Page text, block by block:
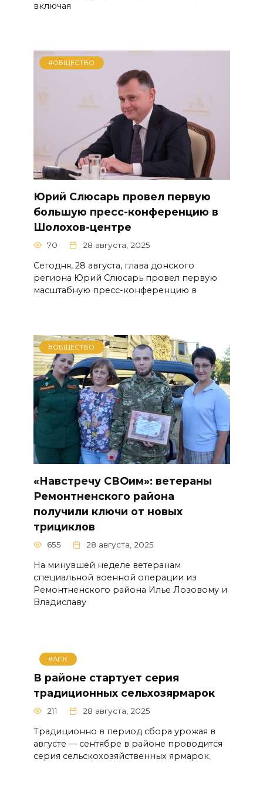
включая
#ОБЩЕСТВО
Юрий Слюсарь провел первую
большую пресс-конференцию в
Шолохов-центре
70 28 августа, 2025
Сегодня, 28 августа, глава донского
региона Юрий Слюсарь провел первую
масштабную пресс-конференцию в
#ОБЩЕСТВО
«Навстречу СВОим»: ветераны
Ремонтненского района
получили ключи от новых
трициклов
655 28 августа, 2025
На минувшей неделе ветеранам
специальной военной операции из
Ремонтненского района Илье Лозовому и
Владиславу
#АПК
В районе стартует серия
традиционных сельхозярмарок
211 28 августа, 2025
Традиционно в период сбора урожая в
августе — сентябре в районе проводится
серия сельскохозяйственных ярмарок.